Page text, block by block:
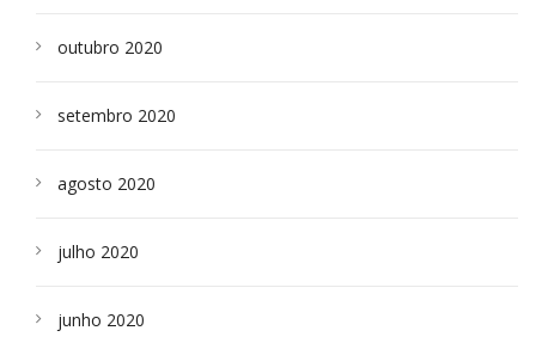
outubro 2020
setembro 2020
agosto 2020
julho 2020
junho 2020